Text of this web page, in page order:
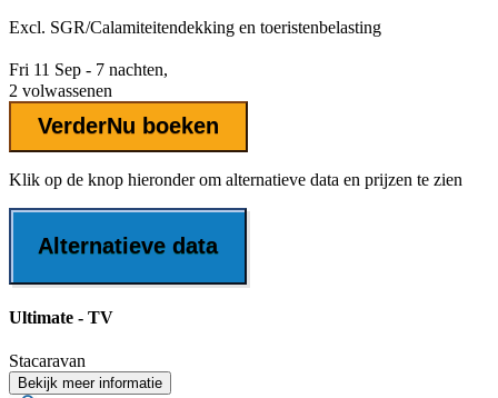
Excl. SGR/Calamiteitendekking en toeristenbelasting
Fri 11 Sep - 7 nachten,
2 volwassenen
VerderNu boeken
Klik op de knop hieronder om alternatieve data en prijzen te zien
Alternatieve data
Ultimate - TV
Stacaravan
Bekijk meer informatie